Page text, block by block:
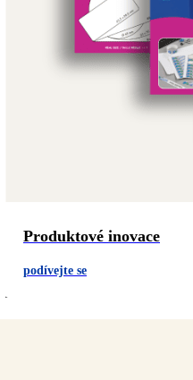
Produktové inovace
podívejte se